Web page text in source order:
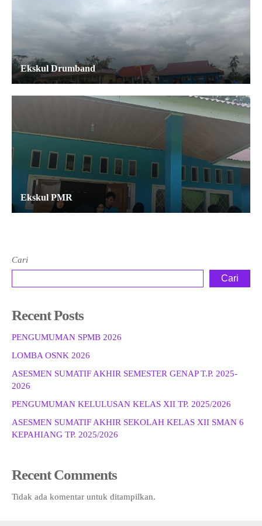
Ekskul Drumband
Ekskul PMR
Cari
Cari
Recent Posts
PENGUMUMAN SPMB 2026
LOMBA OSNK 2026
ASESMEN SUMATIF AKHIR SEMESTER GENAP T.P. 2025-
2026
PENGUMUMAN KELULUSAN KELAS XII TP. 2025/2026
ASESMEN SUMATIF AKHIR SEKOLAH KELAS XII SMAN 6
KEPAHIANG TP. 2025/2026
Recent Comments
Tidak ada komentar untuk ditampilkan.